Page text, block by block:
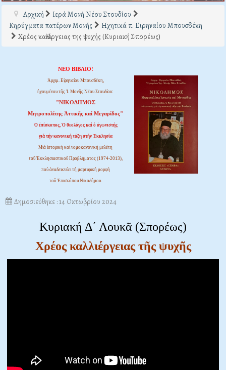
Αρχική
Ιερά Μονή Νέου Στουδίου
Κηρύγματα πατέρων Μονής
Ηχητικά π. Ειρηναίου Μπουσδέκη
Χρέος καλλιέργειας της ψυχής (Κυριακή Σπορέως)
ΝΕΟ ΒΙΒΛΙΟ!
Ἀρχιμ. Εἰρηναίου Μπουσδέκη,
ἡγουμένου τῆς Ἱ. Μονῆς Νέου Στουδίου:
"ΝΙΚΟΔΗΜΟΣ
Μητροπολίτης Ἀττικῆς καί Μεγαρίδος"
Ὁ ἐπίσκοπος, Ὁ θεολόγος καί ὁ ἀγωνιστής
γιά τήν κανονική τάξη στήν Ἐκκλησία
Μιά ἱστορική καί νομοκανονική μελέτη
τοῦ Ἐκκλησιαστικοῦ Προβλήματος (1974-2013),
πού ἀναδεικνύει τή μαρτυρική μορφή
τοῦ Ἐπισκόπου Νικοδήμου.
Δημοσιεύθηκε : 14 Οκτωβρίου 2024
Κυριακή Δ΄ Λουκᾶ (Σπορέως)
Χρέος καλλιέργειας τῆς ψυχῆς